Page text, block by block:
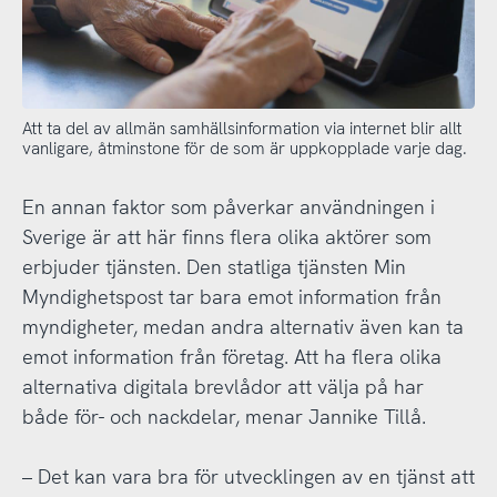
Att ta del av allmän samhällsinformation via internet blir allt
vanligare, åtminstone för de som är uppkopplade varje dag.
En annan faktor som påverkar användningen i
Sverige är att här finns flera olika aktörer som
erbjuder tjänsten. Den statliga tjänsten Min
Myndighetspost tar bara emot information från
myndigheter, medan andra alternativ även kan ta
emot information från företag. Att ha flera olika
alternativa digitala brevlådor att välja på har
både för- och nackdelar, menar Jannike Tillå.
– Det kan vara bra för utvecklingen av en tjänst att